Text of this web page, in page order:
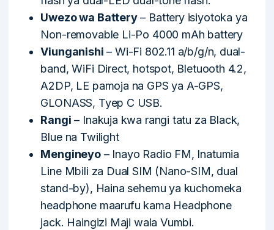
Uwezo wa Battery– Battery isiyotoka ya
Non-removable Li-Po 4000 mAh battery
Viunganishi – Wi-Fi 802.11 a/b/g/n, dual-
band, WiFi Direct, hotspot, Bletuooth 4.2,
A2DP, LE pamoja na GPS ya A-GPS,
GLONASS, Tyep C USB.
Rangi – Inakuja kwa rangi tatu za Black,
Blue na Twilight
Mengineyo– Inayo Radio FM, Inatumia
Line Mbili za Dual SIM (Nano-SIM, dual
stand-by), Haina sehemu ya kuchomeka
headphone maarufu kama Headphone
jack. Haingizi Maji wala Vumbi.